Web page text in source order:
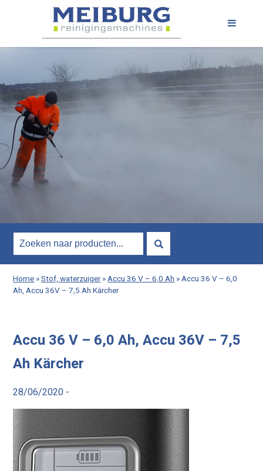
Home»Stof, waterzuiger»Accu 36 V – 6,0 Ah»Accu 36 V – 6,0
Ah, Accu 36V – 7,5 Ah Kärcher
Accu 36 V – 6,0 Ah, Accu 36V – 7,5
Ah Kärcher
28/06/2020 -